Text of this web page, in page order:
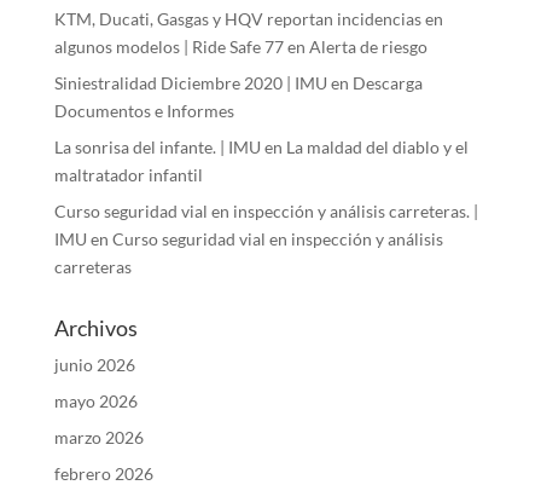
KTM, Ducati, Gasgas y HQV reportan incidencias en
algunos modelos | Ride Safe 77en Alerta de riesgo
Siniestralidad Diciembre 2020 | IMU en Descarga
Documentos e Informes
La sonrisa del infante. | IMU en La maldad del diablo y el
maltratador infantil
Curso seguridad vial en inspección y análisis carreteras. |
IMU en Curso seguridad vial en inspección y análisis
carreteras
Archivos
junio 2026
mayo 2026
marzo 2026
febrero 2026